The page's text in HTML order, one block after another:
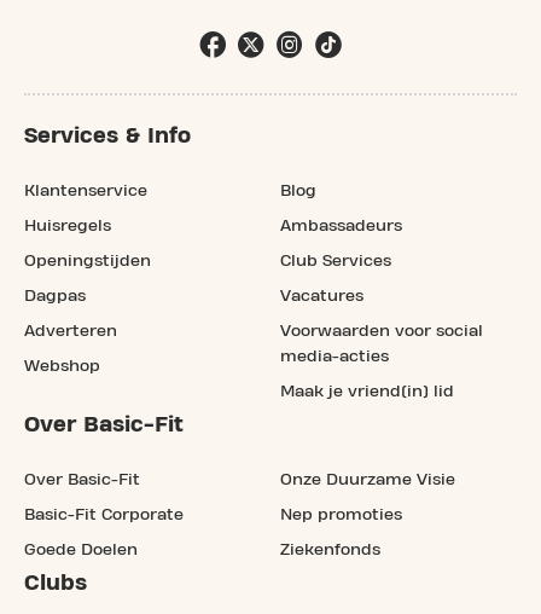
Services & Info
Klantenservice
Huisregels
Openingstijden
Dagpas
Adverteren
Webshop
Blog
Ambassadeurs
Club Services
Vacatures
Voorwaarden voor social
media-acties
Maak je vriend(in) lid
Over Basic-Fit
Over Basic-Fit
Basic-Fit Corporate
Goede Doelen
Onze Duurzame Visie
Nep promoties
Ziekenfonds
Clubs